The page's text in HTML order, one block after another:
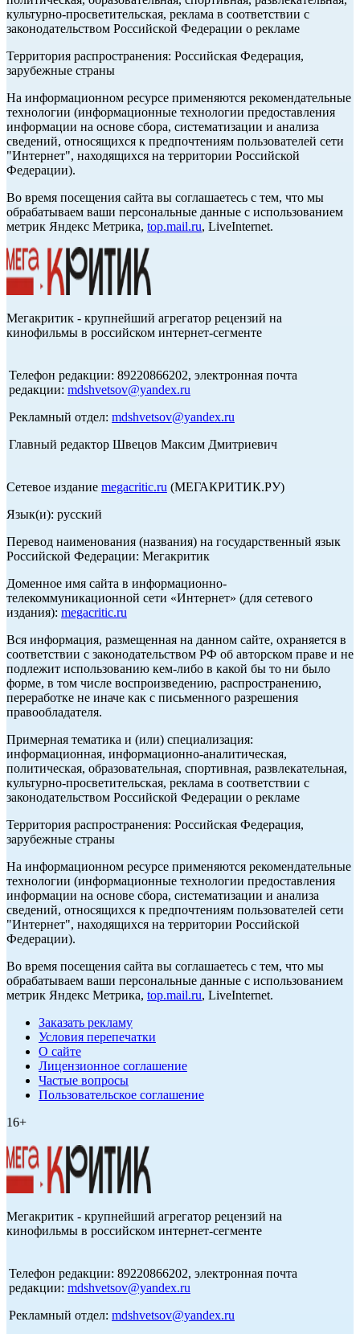
культурно-просветительская, реклама в соответствии с
законодательством Российской Федерации о рекламе
Территория распространения: Российская Федерация,
зарубежные страны
На информационном ресурсе применяются рекомендательные
технологии (информационные технологии предоставления
информации на основе сбора, систематизации и анализа
сведений, относящихся к предпочтениям пользователей сети
"Интернет", находящихся на территории Российской
Федерации).
Во время посещения сайта вы соглашаетесь с тем, что мы
обрабатываем ваши персональные данные с использованием
метрик Яндекс Метрика, top.mail.ru, LiveInternet.
Мегакритик - крупнейший агрегатор рецензий на
кинофильмы в российском интернет-сегменте
Телефон редакции: 89220866202, электронная почта
редакции: mdshvetsov@yandex.ru
Рекламный отдел: mdshvetsov@yandex.ru
Главный редактор Швецов Максим Дмитриевич
Сетевое издание megacritic.ru (МЕГАКРИТИК.РУ)
Язык(и): русский
Перевод наименования (названия) на государственный язык
Российской Федерации: Мегакритик
Доменное имя сайта в информационно-
телекоммуникационной сети «Интернет» (для сетевого
издания): megacritic.ru
Вся информация, размещенная на данном сайте, охраняется в
соответствии с законодательством РФ об авторском праве и не
подлежит использованию кем-либо в какой бы то ни было
форме, в том числе воспроизведению, распространению,
переработке не иначе как с письменного разрешения
правообладателя.
Примерная тематика и (или) специализация:
информационная, информационно-аналитическая,
политическая, образовательная, спортивная, развлекательная,
культурно-просветительская, реклама в соответствии с
законодательством Российской Федерации о рекламе
Территория распространения: Российская Федерация,
зарубежные страны
На информационном ресурсе применяются рекомендательные
технологии (информационные технологии предоставления
информации на основе сбора, систематизации и анализа
сведений, относящихся к предпочтениям пользователей сети
"Интернет", находящихся на территории Российской
Федерации).
Во время посещения сайта вы соглашаетесь с тем, что мы
обрабатываем ваши персональные данные с использованием
метрик Яндекс Метрика, top.mail.ru, LiveInternet.
Заказать рекламу
Условия перепечатки
О сайте
Лицензионное соглашение
Частые вопросы
Пользовательское соглашение
16+
Мегакритик - крупнейший агрегатор рецензий на
кинофильмы в российском интернет-сегменте
Телефон редакции: 89220866202, электронная почта
редакции: mdshvetsov@yandex.ru
Рекламный отдел: mdshvetsov@yandex.ru